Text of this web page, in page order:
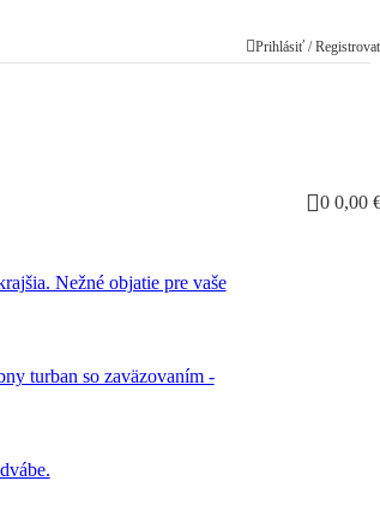
Prihlásiť /
0 0,00